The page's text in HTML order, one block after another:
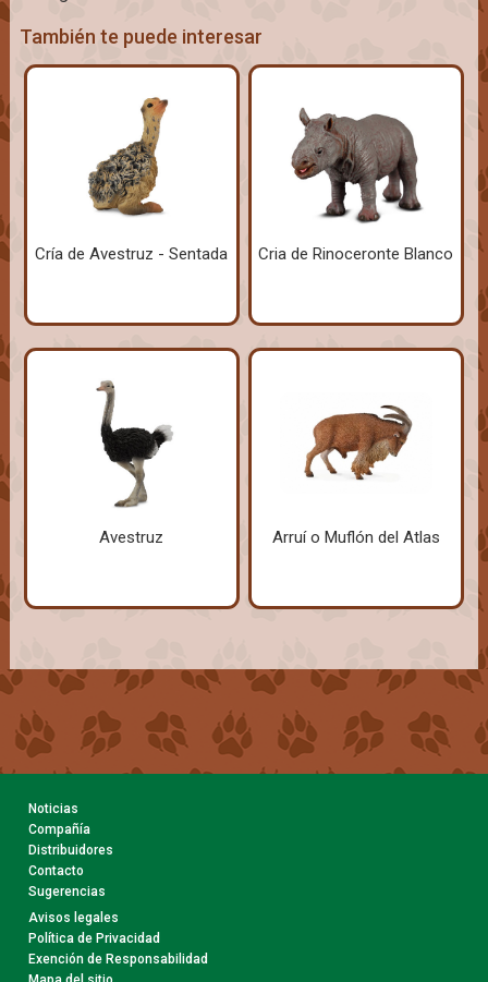
También te puede interesar
Cría de Avestruz - Sentada Cria de Rinoceronte Blanco
Avestruz Arruí o Muflón del Atlas
Noticias
Compañía
Distribuidores
Contacto
Sugerencias
Avisos legales
Política de Privacidad
Exención de Responsabilidad